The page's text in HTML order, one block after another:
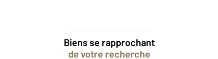
Biens se rapprochant
de votre recherche